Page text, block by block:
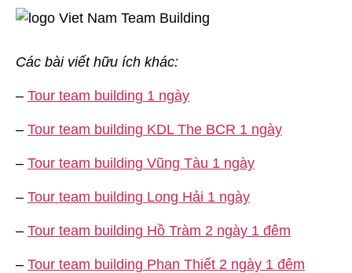
Các bài viết hữu ích khác:
– Tour team building 1 ngày
– Tour team building KDL The BCR 1 ngày
– Tour team building Vũng Tàu 1 ngày
– Tour team building Long Hải 1 ngày
– Tour team building Hồ Tràm 2 ngày 1 đêm
– Tour team building Phan Thiết 2 ngày 1 đêm